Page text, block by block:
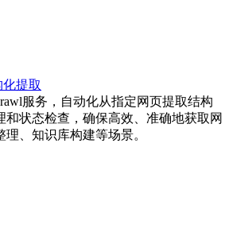
化提取
服务，自动化从指定网页提取结构
和状态检查，确保高效、准确地获取网
、知识库构建等场景。